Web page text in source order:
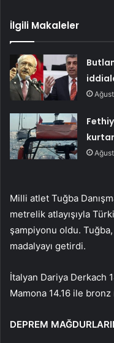
İlgili Makaleler
Milli atlet Tuğba
metrelik atlayışıyla
şampiyonu oldu.
madalyayı getirdi.
İtalyan Dariya Derkach
Mamona 14.16 ile
DEPREM